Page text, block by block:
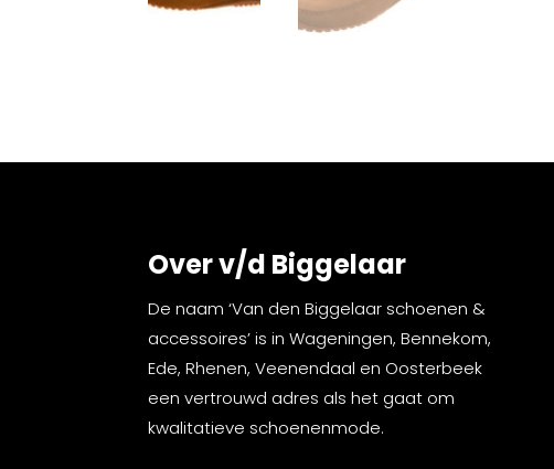
Over v/d Biggelaar
De naam ‘Van den Biggelaar schoenen &
accessoires’ is in Wageningen, Bennekom,
Ede, Rhenen, Veenendaal en Oosterbeek
een vertrouwd adres als het gaat om
kwalitatieve schoenenmode.